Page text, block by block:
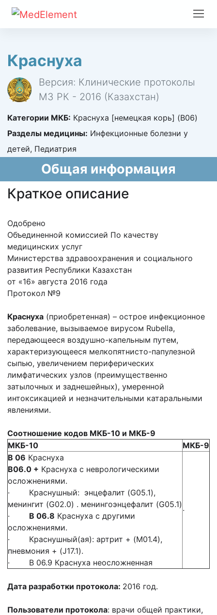
Краснуха
Версия: Клинические протоколы
МЗ РК - 2016 (Казахстан)
Категории МКБ: Краснуха [немецкая корь] (B06)
Разделы медицины: Инфекционные болезни у
детей, Педиатрия
Общая информация
Краткое описание
Одобрено
Объединенной комиссией По качеству
медицинских услуг
Министерства здравоохранения и социального
развития Республики Казахстан
от «16» августа 2016 года
Протокол №9
Краснуха (приобретенная) – острое инфекционное
заболевание, вызываемое вирусом Rubella,
передающееся воздушно-капельным путем,
характеризующееся мелкопятнисто-папулезной
сыпью, увеличением периферических
лимфатических узлов (преимущественно
затылочных и заднешейных), умеренной
интоксикацией и незначительными катаральными
явлениями.
Соотношение кодов МКБ-10 и МКБ-9
МКБ-10
МКБ-9
В 06 Краснуха
B06.0 + Краснуха с неврологическими
осложнениями.
· Краснушный: энцефалит (G05.1),
менингит (G02.0) . менингоэнцефалит (G05.1)
· B 06.8 Краснуха с другими
осложнениями.
· Краснушный(ая): артрит + (M01.4),
пневмония + (J17.1).
· B 06.9 Краснуха неосложненная
·
Дата разработки протокола: 2016 год.
Пользователи протокола: врачи общей практики,